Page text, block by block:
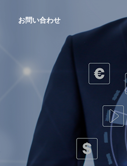
お問い合わせ